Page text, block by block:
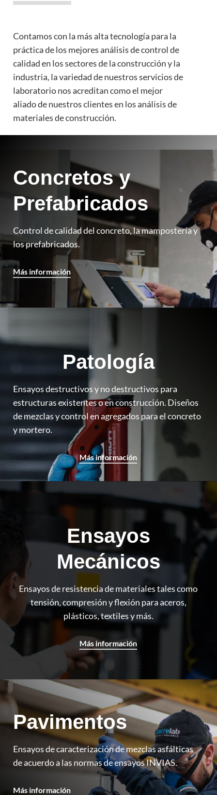
Contamos con la más alta tecnología para la
práctica de los mejores análisis de control de
calidad en los sectores de la construcción y la
industria, la variedad de nuestros servicios de
laboratorio nos acreditan como el mejor
aliado de nuestros clientes en los análisis de
materiales de construcción.
Concretos y
Prefabricados
Control de calidad del concreto, la mampostería y
los prefabricados.
Más información
Patología
Ensayos destructivos y no destructivos para
estructuras existentes o en construcción. Diseños
de mezclas y control en agregados para el concreto
y mortero.
Más información
Ensayos
Mecánicos
Ensayos de resistencia de materiales tales como
tensión, compresión y flexión para aceros,
plásticos, textiles y más.
Más información
Pavimentos
Ensayos de caracterización de mezclas asfálticas
de acuerdo a las normas de ensayos INVIAS.
Más información